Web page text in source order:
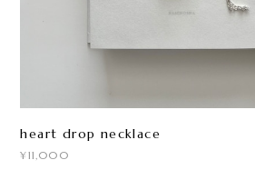
heart drop necklace
¥11,000